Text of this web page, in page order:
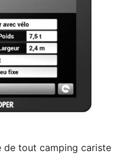
de tout camping cariste